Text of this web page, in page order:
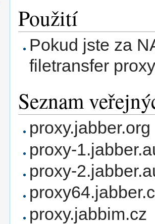
Použití
Pokud jste za
filetransfer
Seznam
proxy.jabber.org
proxy-
proxy-
proxy.jabbim.cz